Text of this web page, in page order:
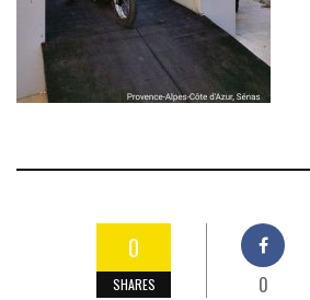
0
SHARES 0